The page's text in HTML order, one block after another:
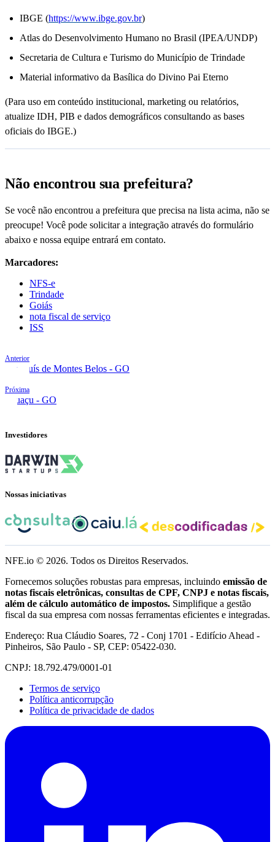
IBGE (https://www.ibge.gov.br)
Atlas do Desenvolvimento Humano no Brasil (IPEA/UNDP)
Secretaria de Cultura e Turismo do Município de Trindade
Material informativo da Basílica do Divino Pai Eterno
(Para uso em conteúdo institucional, marketing ou relatórios,
atualize IDH, PIB e dados demográficos consultando as bases
oficiais do IBGE.)
Não encontrou sua prefeitura?
Se você não encontrou a prefeitura que precisa na lista acima, não se
preocupe! Você pode solicitar a integração através do formulário
abaixo e nossa equipe entrará em contato.
Marcadores:
NFS-e
Trindade
Goiás
nota fiscal de serviço
ISS
Anterior
São Luís de Montes Belos - GO
Próxima
Uruaçu - GO
Investidores
Nossas iniciativas
NFE.io © 2026. Todos os Direitos Reservados.
Fornecemos soluções robustas para empresas, incluindo emissão de
notas fiscais eletrônicas, consultas de CPF, CNPJ e notas fiscais,
além de cálculo automático de impostos. Simplifique a gestão
fiscal da sua empresa com nossas ferramentas eficientes e integradas.
Endereço: Rua Cláudio Soares, 72 - Conj 1701 - Edifício Ahead -
Pinheiros, São Paulo - SP, CEP: 05422-030.
CNPJ: 18.792.479/0001-01
Termos de serviço
Política anticorrupção
Política de privacidade de dados